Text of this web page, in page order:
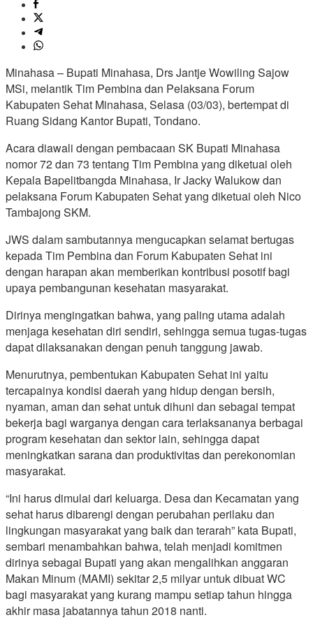
Minahasa – Bupati Minahasa, Drs Jantje Wowiling Sajow
MSi, melantik Tim Pembina dan Pelaksana Forum
Kabupaten Sehat Minahasa, Selasa (03/03), bertempat di
Ruang Sidang Kantor Bupati, Tondano.
Acara diawali dengan pembacaan SK Bupati Minahasa
nomor 72 dan 73 tentang Tim Pembina yang diketuai oleh
Kepala Bapelitbangda Minahasa, Ir Jacky Walukow dan
pelaksana Forum Kabupaten Sehat yang diketuai oleh Nico
Tambajong SKM.
JWS dalam sambutannya mengucapkan selamat bertugas
kepada Tim Pembina dan Forum Kabupaten Sehat ini
dengan harapan akan memberikan kontribusi posotif bagi
upaya pembangunan kesehatan masyarakat.
Dirinya mengingatkan bahwa, yang paling utama adalah
menjaga kesehatan diri sendiri, sehingga semua tugas-tugas
dapat dilaksanakan dengan penuh tanggung jawab.
Menurutnya, pembentukan Kabupaten Sehat ini yaitu
tercapainya kondisi daerah yang hidup dengan bersih,
nyaman, aman dan sehat untuk dihuni dan sebagai tempat
bekerja bagi warganya dengan cara terlaksananya berbagai
program kesehatan dan sektor lain, sehingga dapat
meningkatkan sarana dan produktivitas dan perekonomian
masyarakat.
“Ini harus dimulai dari keluarga. Desa dan Kecamatan yang
sehat harus dibarengi dengan perubahan perilaku dan
lingkungan masyarakat yang baik dan terarah” kata Bupati,
sembari menambahkan bahwa, telah menjadi komitmen
dirinya sebagai Bupati yang akan mengalihkan anggaran
Makan Minum (MAMI) sekitar 2,5 milyar untuk dibuat WC
bagi masyarakat yang kurang mampu setiap tahun hingga
akhir masa jabatannya tahun 2018 nanti.